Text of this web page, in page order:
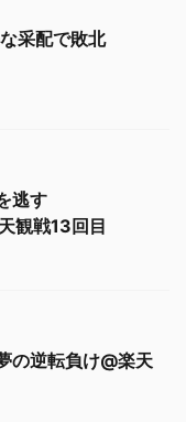
采配で敗北
逃す
観戦13回目
の逆転負け@楽天